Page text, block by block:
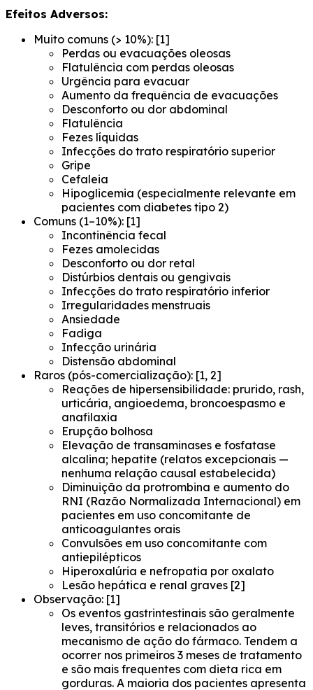
Efeitos Adversos:
Muito comuns (> 10%): [1]
Perdas ou evacuações oleosas
Flatulência com perdas oleosas
Urgência para evacuar
Aumento da frequência de evacuações
Desconforto ou dor abdominal
Flatulência
Fezes líquidas
Infecções do trato respiratório superior
Gripe
Cefaleia
Hipoglicemia (especialmente relevante em
pacientes com diabetes tipo 2)
Comuns (1–10%): [1]
Incontinência fecal
Fezes amolecidas
Desconforto ou dor retal
Distúrbios dentais ou gengivais
Infecções do trato respiratório inferior
Irregularidades menstruais
Ansiedade
Fadiga
Infecção urinária
Distensão abdominal
Raros (pós-comercialização): [1, 2]
Reações de hipersensibilidade: prurido, rash,
urticária, angioedema, broncoespasmo e
anafilaxia
Erupção bolhosa
Elevação de transaminases e fosfatase
alcalina; hepatite (relatos excepcionais —
nenhuma relação causal estabelecida)
Diminuição da protrombina e aumento do
RNI (Razão Normalizada Internacional) em
pacientes em uso concomitante de
anticoagulantes orais
Convulsões em uso concomitante com
antiepilépticos
Hiperoxalúria e nefropatia por oxalato
Lesão hepática e renal graves [2]
Observação: [1]
Os eventos gastrintestinais são geralmente
leves, transitórios e relacionados ao
mecanismo de ação do fármaco. Tendem a
ocorrer nos primeiros 3 meses de tratamento
e são mais frequentes com dieta rica em
gorduras. A maioria dos pacientes apresenta